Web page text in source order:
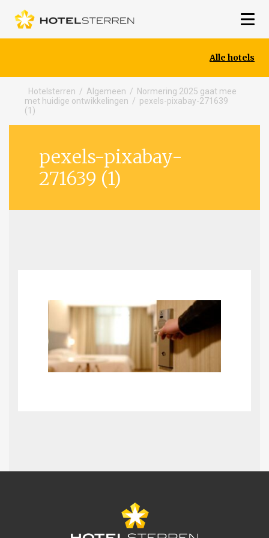
Alle hotels
Hotelsterren / Algemeen / Normering 2025 gaat mee
met huidige ontwikkelingen / pexels-pixabay-271639
(1)
pexels-pixabay-
271639 (1)